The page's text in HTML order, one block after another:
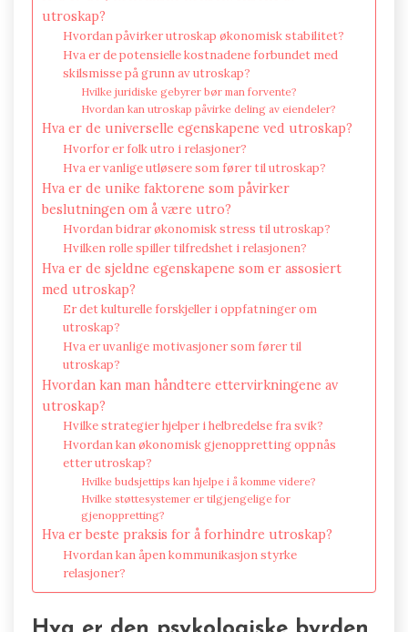
utroskap?
Hvordan påvirker utroskap økonomisk stabilitet?
Hva er de potensielle kostnadene forbundet med
skilsmisse på grunn av utroskap?
Hvilke juridiske gebyrer bør man forvente?
Hvordan kan utroskap påvirke deling av eiendeler?
Hva er de universelle egenskapene ved utroskap?
Hvorfor er folk utro i relasjoner?
Hva er vanlige utløsere som fører til utroskap?
Hva er de unike faktorene som påvirker
beslutningen om å være utro?
Hvordan bidrar økonomisk stress til utroskap?
Hvilken rolle spiller tilfredshet i relasjonen?
Hva er de sjeldne egenskapene som er assosiert
med utroskap?
Er det kulturelle forskjeller i oppfatninger om
utroskap?
Hva er uvanlige motivasjoner som fører til
utroskap?
Hvordan kan man håndtere ettervirkningene av
utroskap?
Hvilke strategier hjelper i helbredelse fra svik?
Hvordan kan økonomisk gjenoppretting oppnås
etter utroskap?
Hvilke budsjettips kan hjelpe i å komme videre?
Hvilke støttesystemer er tilgjengelige for
gjenoppretting?
Hva er beste praksis for å forhindre utroskap?
Hvordan kan åpen kommunikasjon styrke
relasjoner?